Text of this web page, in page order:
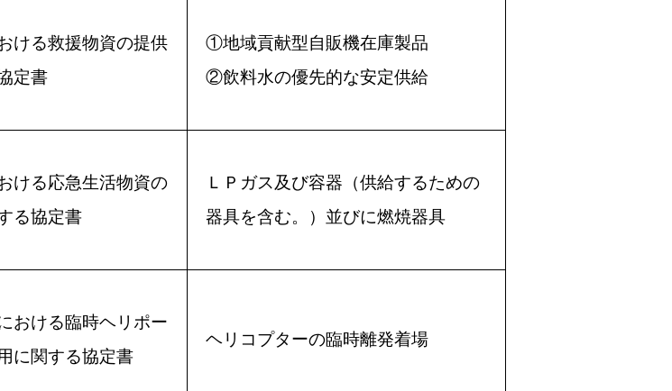
ける救援物資の提供
定書
①地域貢献型自販機在庫製品
②飲料水の優先的な安定供給
ける応急生活物資の
る協定書
ＬＰガス及び容器（供給するための
器具を含む。）並びに燃焼器具
おける臨時ヘリポー
に関する協定書
ヘリコプターの臨時離発着場